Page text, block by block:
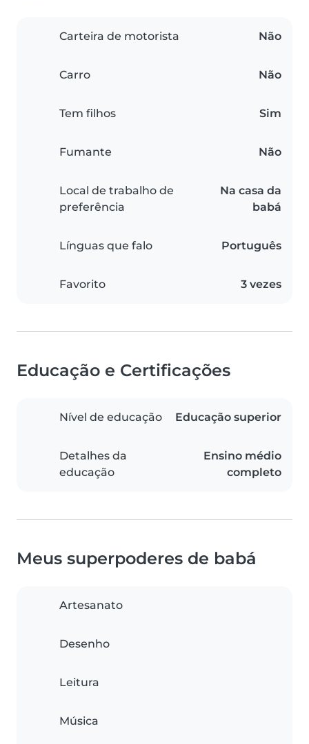
Carteira de motorista Não
Carro Não
Tem filhos Sim
Fumante Não
Local de trabalho de
preferência
Na casa da
babá
Línguas que falo Português
Favorito 3 vezes
Educação e Certificações
Nível de educação Educação superior
Detalhes da
educação
Ensino médio
completo
Meus superpoderes de babá
Artesanato
Desenho
Leitura
Música